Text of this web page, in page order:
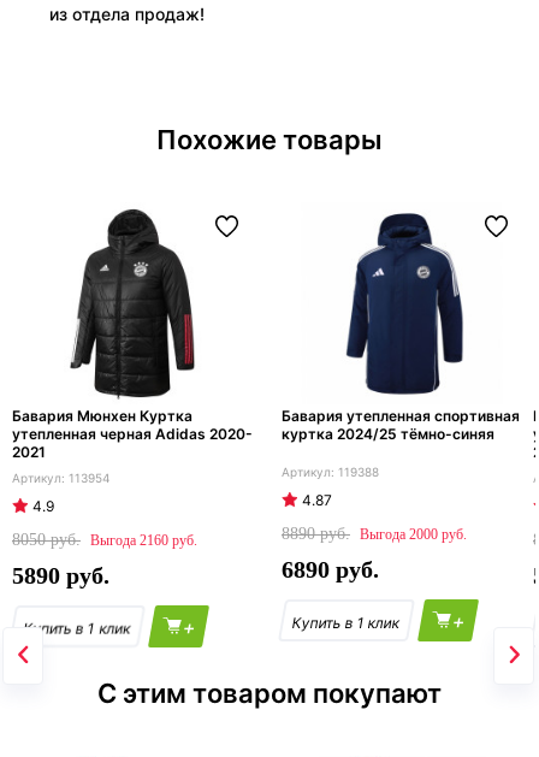
из отдела продаж!
Похожие товары
Бавария Мюнхен Куртка
утепленная черная Adidas 2020-
2021
113954
4.9
8050
2160
5890
+
Бавария утепленная спортивная
куртка 2024/25 тёмно-синяя
119388
4.87
8890
2000
6890
+
С этим товаром покупают